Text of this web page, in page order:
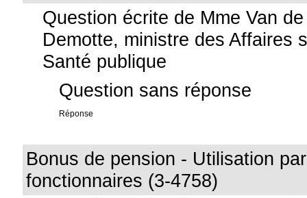
Question écrite de Mme Van
Demotte, ministre des Affaires
Santé publique
Question sans réponse
Réponse
Bonus de pension - Utilisation
fonctionnaires (3-4758)